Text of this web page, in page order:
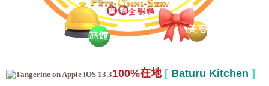
100%在地 [ Baturu Kitchen ]